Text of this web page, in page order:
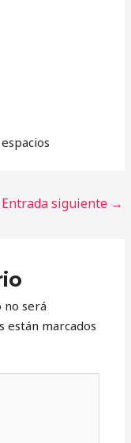
Entrada siguiente →
no será
están marcados